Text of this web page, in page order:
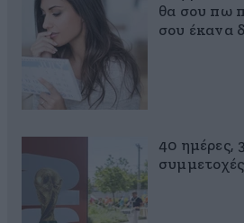
θα σου πω
σου έκανα
40 ημέρες,
συμμετοχές